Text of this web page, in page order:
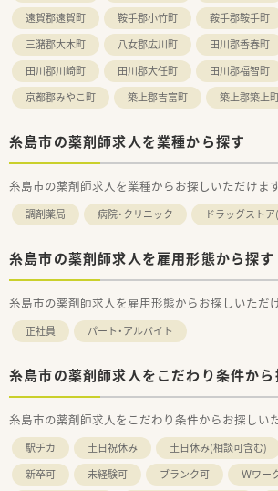
遠賀郡遠賀町
鞍手郡小竹町 鞍手郡鞍手町
三潴郡大木町
八女郡広川町 田川郡香春町
田川郡川崎町
田川郡大任町 田川郡福智町
京都郡みやこ町
築上郡吉富町 築上郡築上
糸島市の薬剤師求人を業種から探す
糸島市の薬剤師求人を業種からお探しいただけます
調剤薬局 病院・クリニック ドラッグスト
糸島市の薬剤師求人を雇用形態から探す
糸島市の薬剤師求人を雇用形態からお探しいただ
正社員 パート・アルバイト
糸島市の薬剤師求人をこだわり条件から
糸島市の薬剤師求人をこだわり条件からお探しい
駅チカ 土日祝休み 土日休み(相談可含む)
新卒可
未経験可 ブランク可
Ｗワー